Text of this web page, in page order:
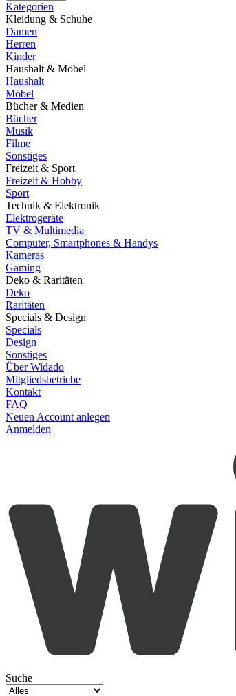
Kategorien
Kleidung & Schuhe
Damen
Herren
Kinder
Haushalt & Möbel
Haushalt
Möbel
Bücher & Medien
Bücher
Musik
Filme
Sonstiges
Freizeit & Sport
Freizeit & Hobby
Sport
Technik & Elektronik
Elektrogeräte
TV & Multimedia
Computer, Smartphones & Handys
Kameras
Gaming
Deko & Raritäten
Deko
Raritäten
Specials & Design
Specials
Design
Sonstiges
Über Widado
Mitgliedsbetriebe
Kontakt
FAQ
Neuen Account anlegen
Anmelden
Suche